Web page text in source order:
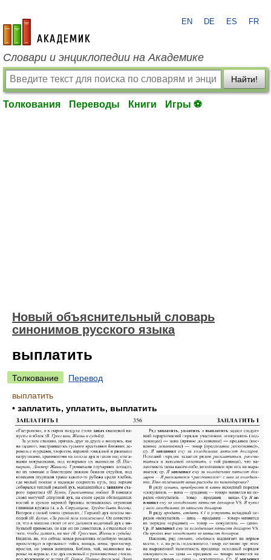
academic.ru
EN DE ES FR
Словари и энциклопедии на Академике
Найти!
Толкования Переводы Книги Игры ⚽
Новый объяснительный словарь
синонимов русского языка
выплатить
Толкование
Перевод
выплатить
• заплатить, уплатить, выплатить